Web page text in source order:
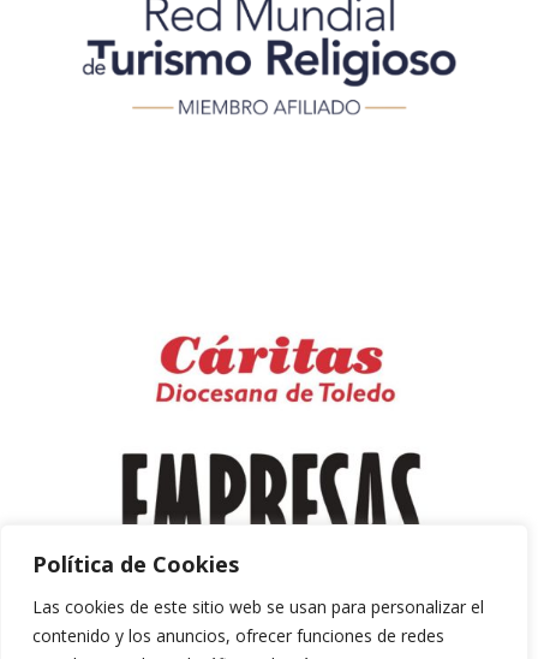
Política de Cookies
Las cookies de este sitio web se usan para personalizar el
contenido y los anuncios, ofrecer funciones de redes